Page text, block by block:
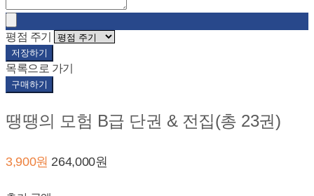
평점 주기
저장하기
목록으로 가기
구매하기
땡땡의 모험 B급 단권 & 전집(총 23권)
3,900원 264,000원